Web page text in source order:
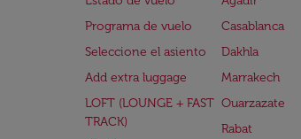
Programa de vuelo
Seleccione el asiento
Add extra luggage
LOFT (LOUNGE + FAST
TRACK)
Casablanca
Dakhla
Marrakech
Ouarzazate
Rabat